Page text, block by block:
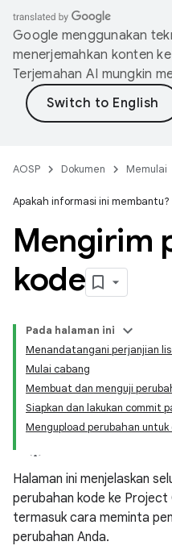
Google menggunakan
menerjemahkan konten
Terjemahan AI mungkin
AOSP Dokumen Memulai
Apakah informasi ini membantu?
Mengirim
kode
Pada halaman ini
Menandatangani perjanjian
Mulai cabang
Membuat dan menguji
Siapkan dan lakukan commit
Mengupload perubahan
Halaman ini menjelaskan
perubahan kode ke Project
termasuk cara meminta
perubahan Anda.